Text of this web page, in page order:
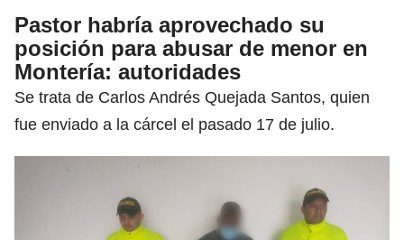
Pastor habría aprovechado su
posición para abusar de menor en
Montería: autoridades
Se trata de Carlos Andrés Quejada Santos, quien
fue enviado a la cárcel el pasado 17 de julio.